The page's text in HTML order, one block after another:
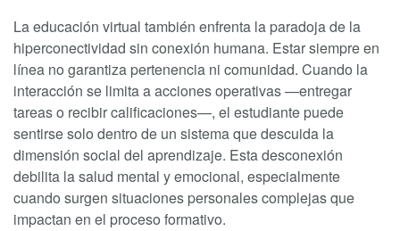
La educación virtual también enfrenta la paradoja de la
hiperconectividad sin conexión humana. Estar siempre en
línea no garantiza pertenencia ni comunidad. Cuando la
interacción se limita a acciones operativas —entregar
tareas o recibir calificaciones—, el estudiante puede
sentirse solo dentro de un sistema que descuida la
dimensión social del aprendizaje. Esta desconexión
debilita la salud mental y emocional, especialmente
cuando surgen situaciones personales complejas que
impactan en el proceso formativo.